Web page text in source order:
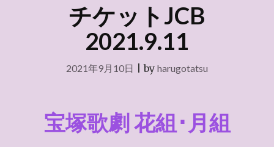
チケットJCB
2021.9.11
2021年9月10日 |by harugotatsu
宝塚歌劇 花組･月組